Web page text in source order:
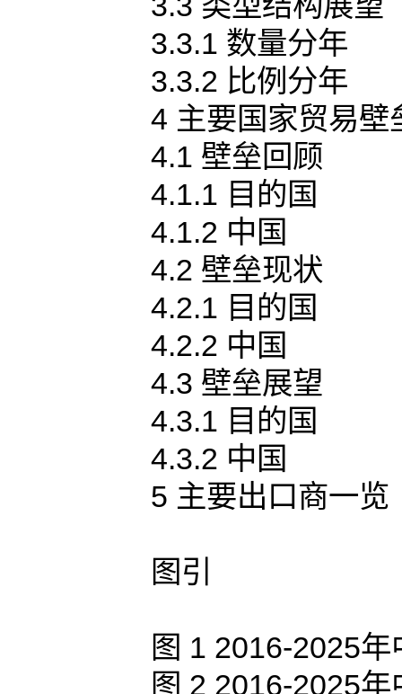
3.3.1 数量分年
3.3.2 比例分年
4 主要国家贸易壁
4.1 壁垒回顾
4.1.1 目的国
4.1.2 中国
4.2 壁垒现状
4.2.1 目的国
4.2.2 中国
4.3 壁垒展望
4.3.1 目的国
4.3.2 中国
5 主要出口商一览
图引
图 1 2016-2025
图 2 2016-2025